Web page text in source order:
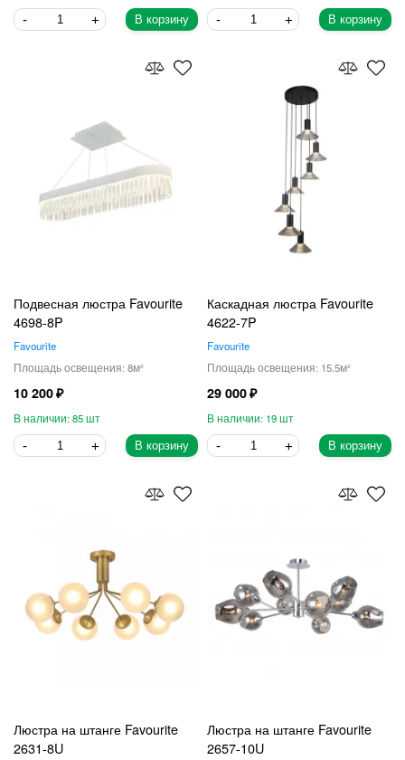
В корзину В корзину
Подвесная люстра Favourite
4698-8P
Favourite
8
10 200
85
В корзину
Каскадная люстра Favourite
4622-7P
Favourite
15.5
29 000
19
В корзину
Люстра на штанге Favourite
2631-8U
Люстра на штанге Favourite
2657-10U